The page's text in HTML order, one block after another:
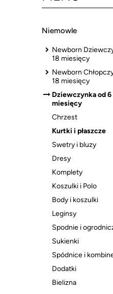
Niemowle
Newborn
18 miesięcy
Newborn
18 miesięcy
Dziewczynka od 6
miesięcy
Chrzest
Kurtki i płaszcze
Swetry i bluzy
Dresy
Komplety
Koszulki i Polo
Body i koszulki
Leginsy
Spodnie i
Sukienki
Spódnice i
Dodatki
Bielizna